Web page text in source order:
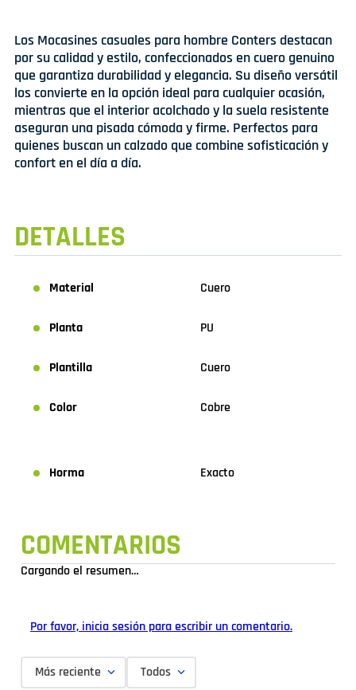
Los Mocasines casuales para hombre Conters destacan
por su calidad y estilo, confeccionados en cuero genuino
que garantiza durabilidad y elegancia. Su diseño versátil
los convierte en la opción ideal para cualquier ocasión,
mientras que el interior acolchado y la suela resistente
aseguran una pisada cómoda y firme. Perfectos para
quienes buscan un calzado que combine sofisticación y
confort en el día a día.
DETALLES
Material Cuero
Planta PU
Plantilla Cuero
Color Cobre
Horma Exacto
COMENTARIOS
Cargando el resumen…
Por favor, inicia sesión para escribir un comentario.
Más reciente Todos